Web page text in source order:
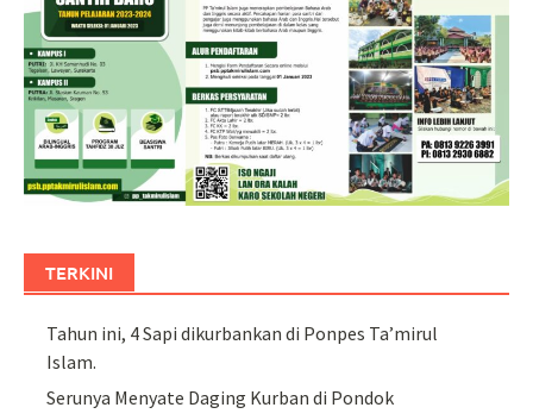
TERKINI
Tahun ini, 4 Sapi dikurbankan di Ponpes Ta’mirul
Islam.
Serunya Menyate Daging Kurban di Pondok